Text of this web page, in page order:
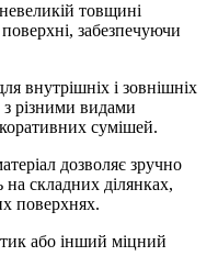
товщині
забезпечуючи
внутрішніх і зовнішніх
різними видами
сумішей.
дозволяє зручно
на складних ділянках,
поверхнях.
або інший міцний